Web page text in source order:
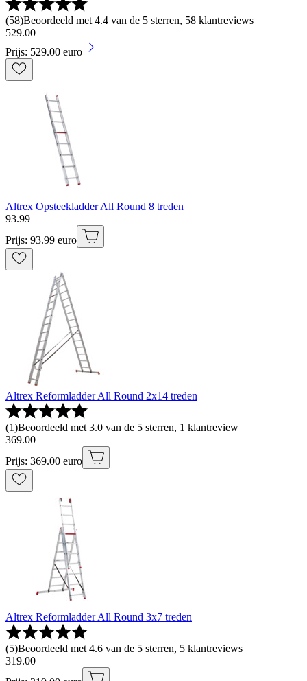
(58)Beoordeeld met 4.4 van de 5 sterren, 58 klantreviews
529.00
Prijs: 529.00 euro
Altrex Opsteekladder All Round 8 treden
93.99
Prijs: 93.99 euro
Altrex Reformladder All Round 2x14 treden
(1)Beoordeeld met 3.0 van de 5 sterren, 1 klantreview
369.00
Prijs: 369.00 euro
Altrex Reformladder All Round 3x7 treden
(5)Beoordeeld met 4.6 van de 5 sterren, 5 klantreviews
319.00